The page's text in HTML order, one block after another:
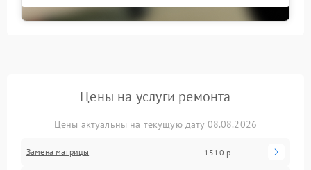
Цены на услуги ремонта
Цены актуальны на текущую дату 08.08.2026
Замена матрицы 1510 р